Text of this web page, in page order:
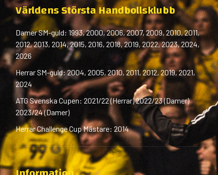
Världens Största Handbollsklubb
Damer SM-guld: 1993, 2000, 2006, 2007, 2009, 2010, 2011,
2012, 2013, 2014, 2015, 2016, 2018, 2019, 2022, 2023, 2024,
2026
Herrar SM-guld: 2004, 2005, 2010, 2011, 2012, 2019, 2021,
2024
ATG Svenska Cupen: 2021/22 (Herrar) 2022/23 (Damer)
2023/24 (Damer)
Herrar Challenge Cup Mästare: 2014